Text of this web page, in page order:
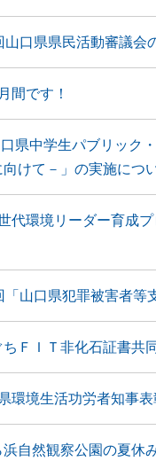
口県県民活動審議会
間です！
口県中学生パブリッ
向けて－」の実施につ
代環境リーダー育成
山口県犯罪被害者等
ＦＩＴ非化石証書共
環境生活功労者知事
自然観察公園の夏休